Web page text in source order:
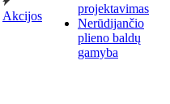
Akcijos
projektavimas
Nerūdijančio
plieno baldų
gamyba